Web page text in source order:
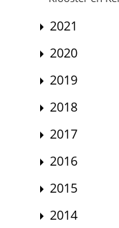
2021
2020
2019
2018
2017
2016
2015
2014